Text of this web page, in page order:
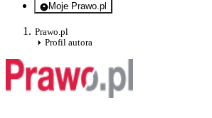
Moje Prawo.pl
- rejestracja i logowanie do serwisu
Prawo.pl
Profil autora